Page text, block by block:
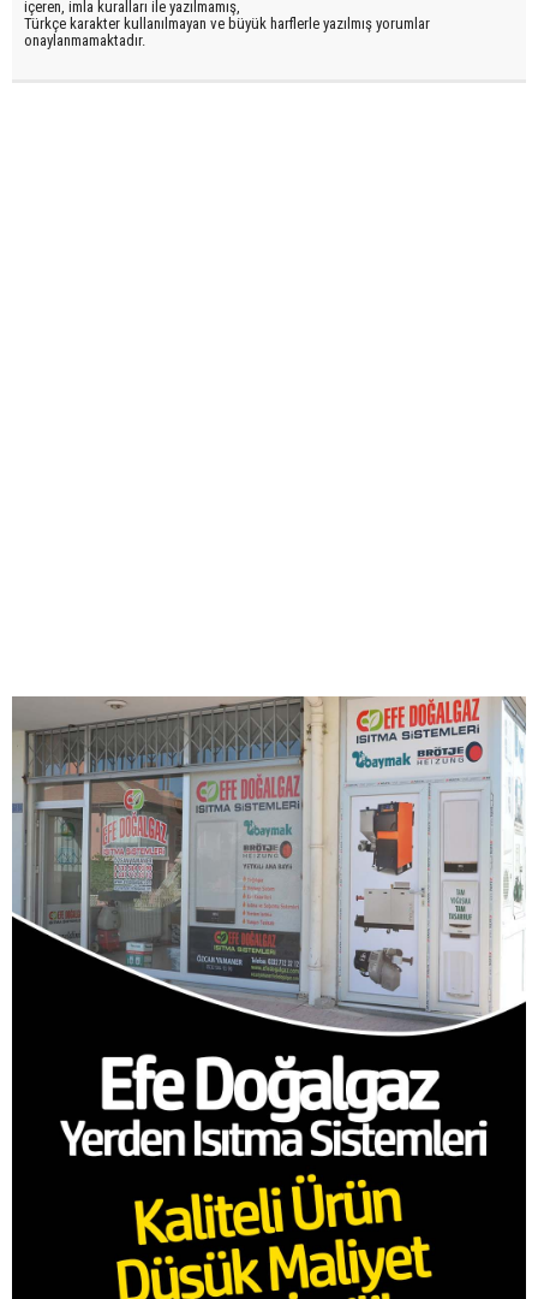
içeren, imla kuralları ile yazılmamış,
Türkçe karakter kullanılmayan ve büyük harflerle yazılmış yorumlar
onaylanmamaktadır.